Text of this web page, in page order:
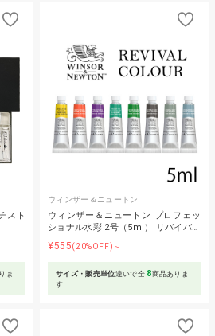
スト
ま
ウィンザー＆ニュートン
ウィンザー＆ニュートン プロフェッ
ショナル水彩 2号（5ml） リバイバ…
¥555(20%OFF)～
サイズ・販売単位違いで全 8商品ありま
す